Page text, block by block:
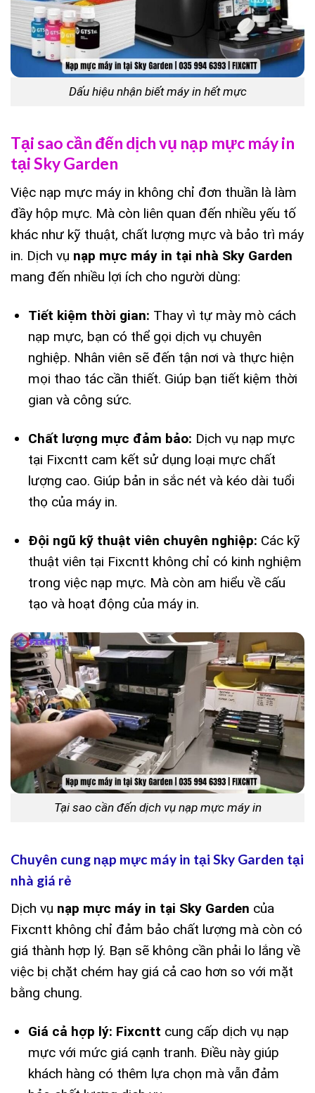
Dấu hiệu nhận biết máy in hết mực
Tại sao cần đến dịch vụ nạp mực máy in
tại Sky Garden
Việc nạp mực máy in không chỉ đơn thuần là làm
đầy hộp mực. Mà còn liên quan đến nhiều yếu tố
khác như kỹ thuật, chất lượng mực và bảo trì máy
in. Dịch vụ nạp mực máy in tại nhà Sky Garden
mang đến nhiều lợi ích cho người dùng:
Tiết kiệm thời gian: Thay vì tự mày mò cách
nạp mực, bạn có thể gọi dịch vụ chuyên
nghiệp. Nhân viên sẽ đến tận nơi và thực hiện
mọi thao tác cần thiết. Giúp bạn tiết kiệm thời
gian và công sức.
Chất lượng mực đảm bảo: Dịch vụ nạp mực
tại Fixcntt cam kết sử dụng loại mực chất
lượng cao. Giúp bản in sắc nét và kéo dài tuổi
thọ của máy in.
Đội ngũ kỹ thuật viên chuyên nghiệp: Các kỹ
thuật viên tại Fixcntt không chỉ có kinh nghiệm
trong việc nạp mực. Mà còn am hiểu về cấu
tạo và hoạt động của máy in.
Tại sao cần đến dịch vụ nạp mực máy in
Chuyên cung nạp mực máy in tại Sky Garden tại
nhà giá rẻ
Dịch vụ nạp mực máy in tại Sky Garden của
Fixcntt không chỉ đảm bảo chất lượng mà còn có
giá thành hợp lý. Bạn sẽ không cần phải lo lắng về
việc bị chặt chém hay giá cả cao hơn so với mặt
bằng chung.
Giá cả hợp lý: Fixcntt cung cấp dịch vụ nạp
mực với mức giá cạnh tranh. Điều này giúp
khách hàng có thêm lựa chọn mà vẫn đảm